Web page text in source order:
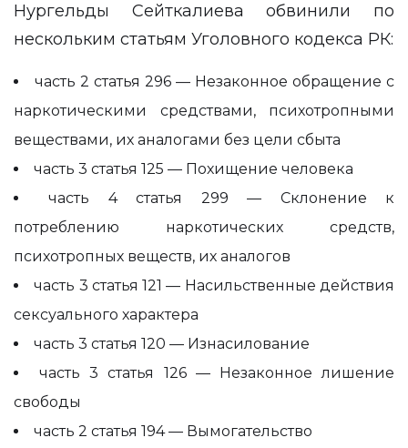
Нургельды Сейткалиева обвинили по
нескольким статьям Уголовного кодекса РК:
часть 2 статья 296 — Незаконное обращение с
наркотическими средствами, психотропными
веществами, их аналогами без цели сбыта
часть 3 статья 125 — Похищение человека
часть 4 статья 299 — Склонение к
потреблению наркотических средств,
психотропных веществ, их аналогов
часть 3 статья 121 — Насильственные действия
сексуального характера
часть 3 статья 120 — Изнасилование
часть 3 статья 126 — Незаконное лишение
свободы
часть 2 статья 194 — Вымогательство